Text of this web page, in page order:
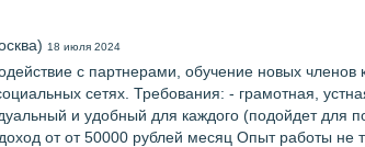
18 июля 2024
с партнерами, обучение новых
сетях. Требования: - грамотная,
и удобный для каждого (подойдет для
от от 50000 рублей месяц Опыт работы не